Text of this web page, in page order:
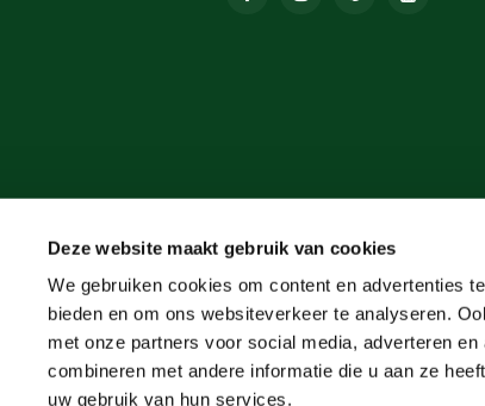
Deze website maakt gebruik van cookies
We gebruiken cookies om content en advertenties
bieden en om ons websiteverkeer te analyseren.
met onze partners voor social media, adverteren
combineren met andere informatie die u aan ze
uw gebruik van hun services.